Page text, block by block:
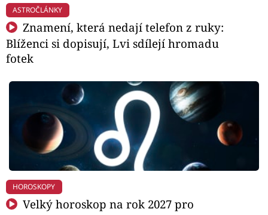
ASTROČLÁNKY
Znamení, která nedají telefon z ruky:
Blíženci si dopisují, Lvi sdílejí hromadu
fotek
HOROSKOPY
Velký horoskop na rok 2027 pro